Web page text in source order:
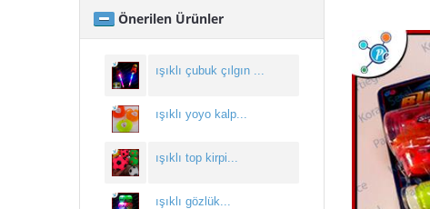
Önerilen Ürünler
ışıklı çubuk çılgın ...
ışıklı yoyo kalp...
ışıklı top kirpi...
ışıklı gözlük...